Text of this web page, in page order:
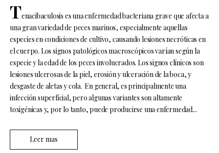
Tenacibaculosis es una enfermedad bacteriana grave que afecta a
una gran variedad de peces marinos, especialmente aquellas
especies en condiciones de cultivo, causando lesiones necróticas en
el cuerpo. Los signos patológicos macroscópicos varían según la
especie y la edad de los peces involucrados. Los signos clínicos son
lesiones ulcerosas de la piel, erosión y ulceración de la boca, y
desgaste de aletas y cola. En general, es principalmente una
infección superficial, pero algunas variantes son altamente
toxigénicas y, por lo tanto, puede producirse una enfermedad...
Leer mas